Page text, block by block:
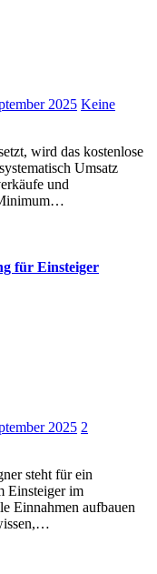
2025 Keine
Umsatz
u‬nd
für Einsteiger
2025 2
Einsteiger i‬m
Einnahmen aufbauen